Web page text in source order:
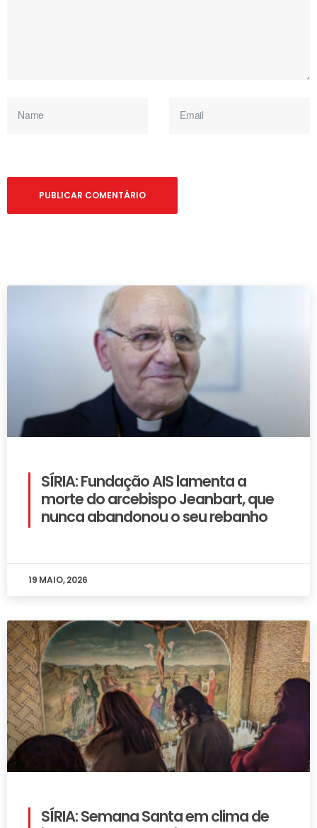
SÍRIA: Fundação AIS lamenta a
morte do arcebispo Jeanbart, que
nunca abandonou o seu rebanho
19 MAIO, 2026
SÍRIA: Semana Santa em clima de